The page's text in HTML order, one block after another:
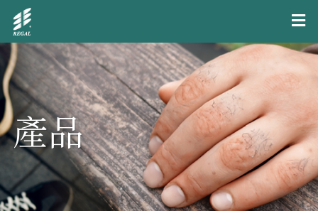
產品